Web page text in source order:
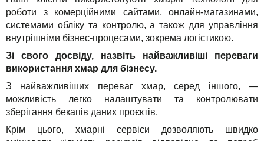
роботи з комерційними сайтами, онлайн-магазинами,
системами обліку та контролю, а також для управління
внутрішніми бізнес-процесами, зокрема логістикою.
Зі свого досвіду, назвіть найважливіші переваги
використання хмар для бізнесу.
З найважливіших переваг хмар, серед іншого, —
можливість легко налаштувати та контролювати
зберігання бекапів даних проєктів.
Крім цього, хмарні сервіси дозволяють швидко